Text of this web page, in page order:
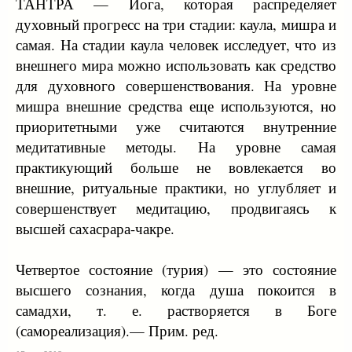
духовный прогресс на три стадии: каула, мишра и
самая. На стадии каула человек исследует, что из
внешнего мира можно использовать как средство
для духовного совершенствования. На уровне
мишра внешние средства еще используются, но
приоритетными уже считаются внутренние
медитативные методы. На уровне самая
практикующий больше не вовлекается во
внешние, ритуальные практики, но углубляет и
совершенствует медитацию, продвигаясь к
высшей сахасрара-чакре.
Четвертое состояние (турия) — это состояние
высшего сознания, когда душа покоится в
самадхи, т. е. растворяется в Боге
(самореализация).— Прим. ред.